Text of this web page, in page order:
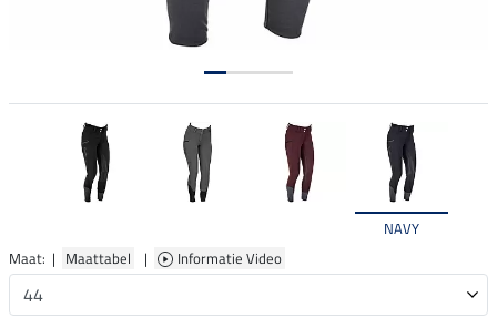
NAVY
Maat: | Maattabel | Informatie Video